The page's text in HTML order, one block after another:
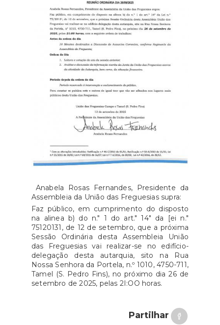
Anabela Rosas Fernandes, Presidente da
Assembleia da União das Freguesias supra:
Faz público, em cumprimento do disposto
na alinea b) do n." 1 do art." 14" da [ei n."
75120131, de 12 de setembro, que a próxima
Sessão Ordinária desta Assembleia União
das Freguesias vai realizar-se no edifício-
delegação desta autarquia, sito na Rua
Nossa Senhora da Portela, n.º 1010, 4750-711,
Tamel (S. Pedro Fins), no próximo dia 26 de
setembro de 2025, pelas 2I:OO horas.
Partilhar